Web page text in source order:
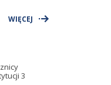
WIĘCEJ
3